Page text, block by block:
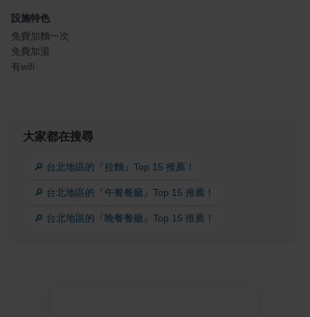
設施特色
免費加麵一次
免費加湯
有wifi
大家都在搜尋
🔎 台北地區的『拉麵』Top 15 推薦！
🔎 台北地區的『午餐餐廳』Top 15 推薦！
🔎 台北地區的『晚餐餐廳』Top 15 推薦！